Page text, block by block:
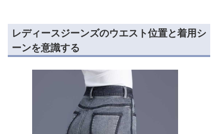
レディースジーンズのウエスト位置と着用シ
ーンを意識する